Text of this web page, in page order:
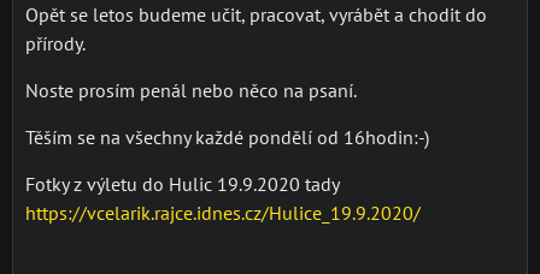
Opět se letos budeme učit, pracovat, vyrábět a chodit do
přírody.
Noste prosím penál nebo něco na psaní.
Těším se na všechny každé pondělí od 16hodin:-)
Fotky z výletu do Hulic 19.9.2020 tady
https://vcelarik.rajce.idnes.cz/Hulice_19.9.2020/